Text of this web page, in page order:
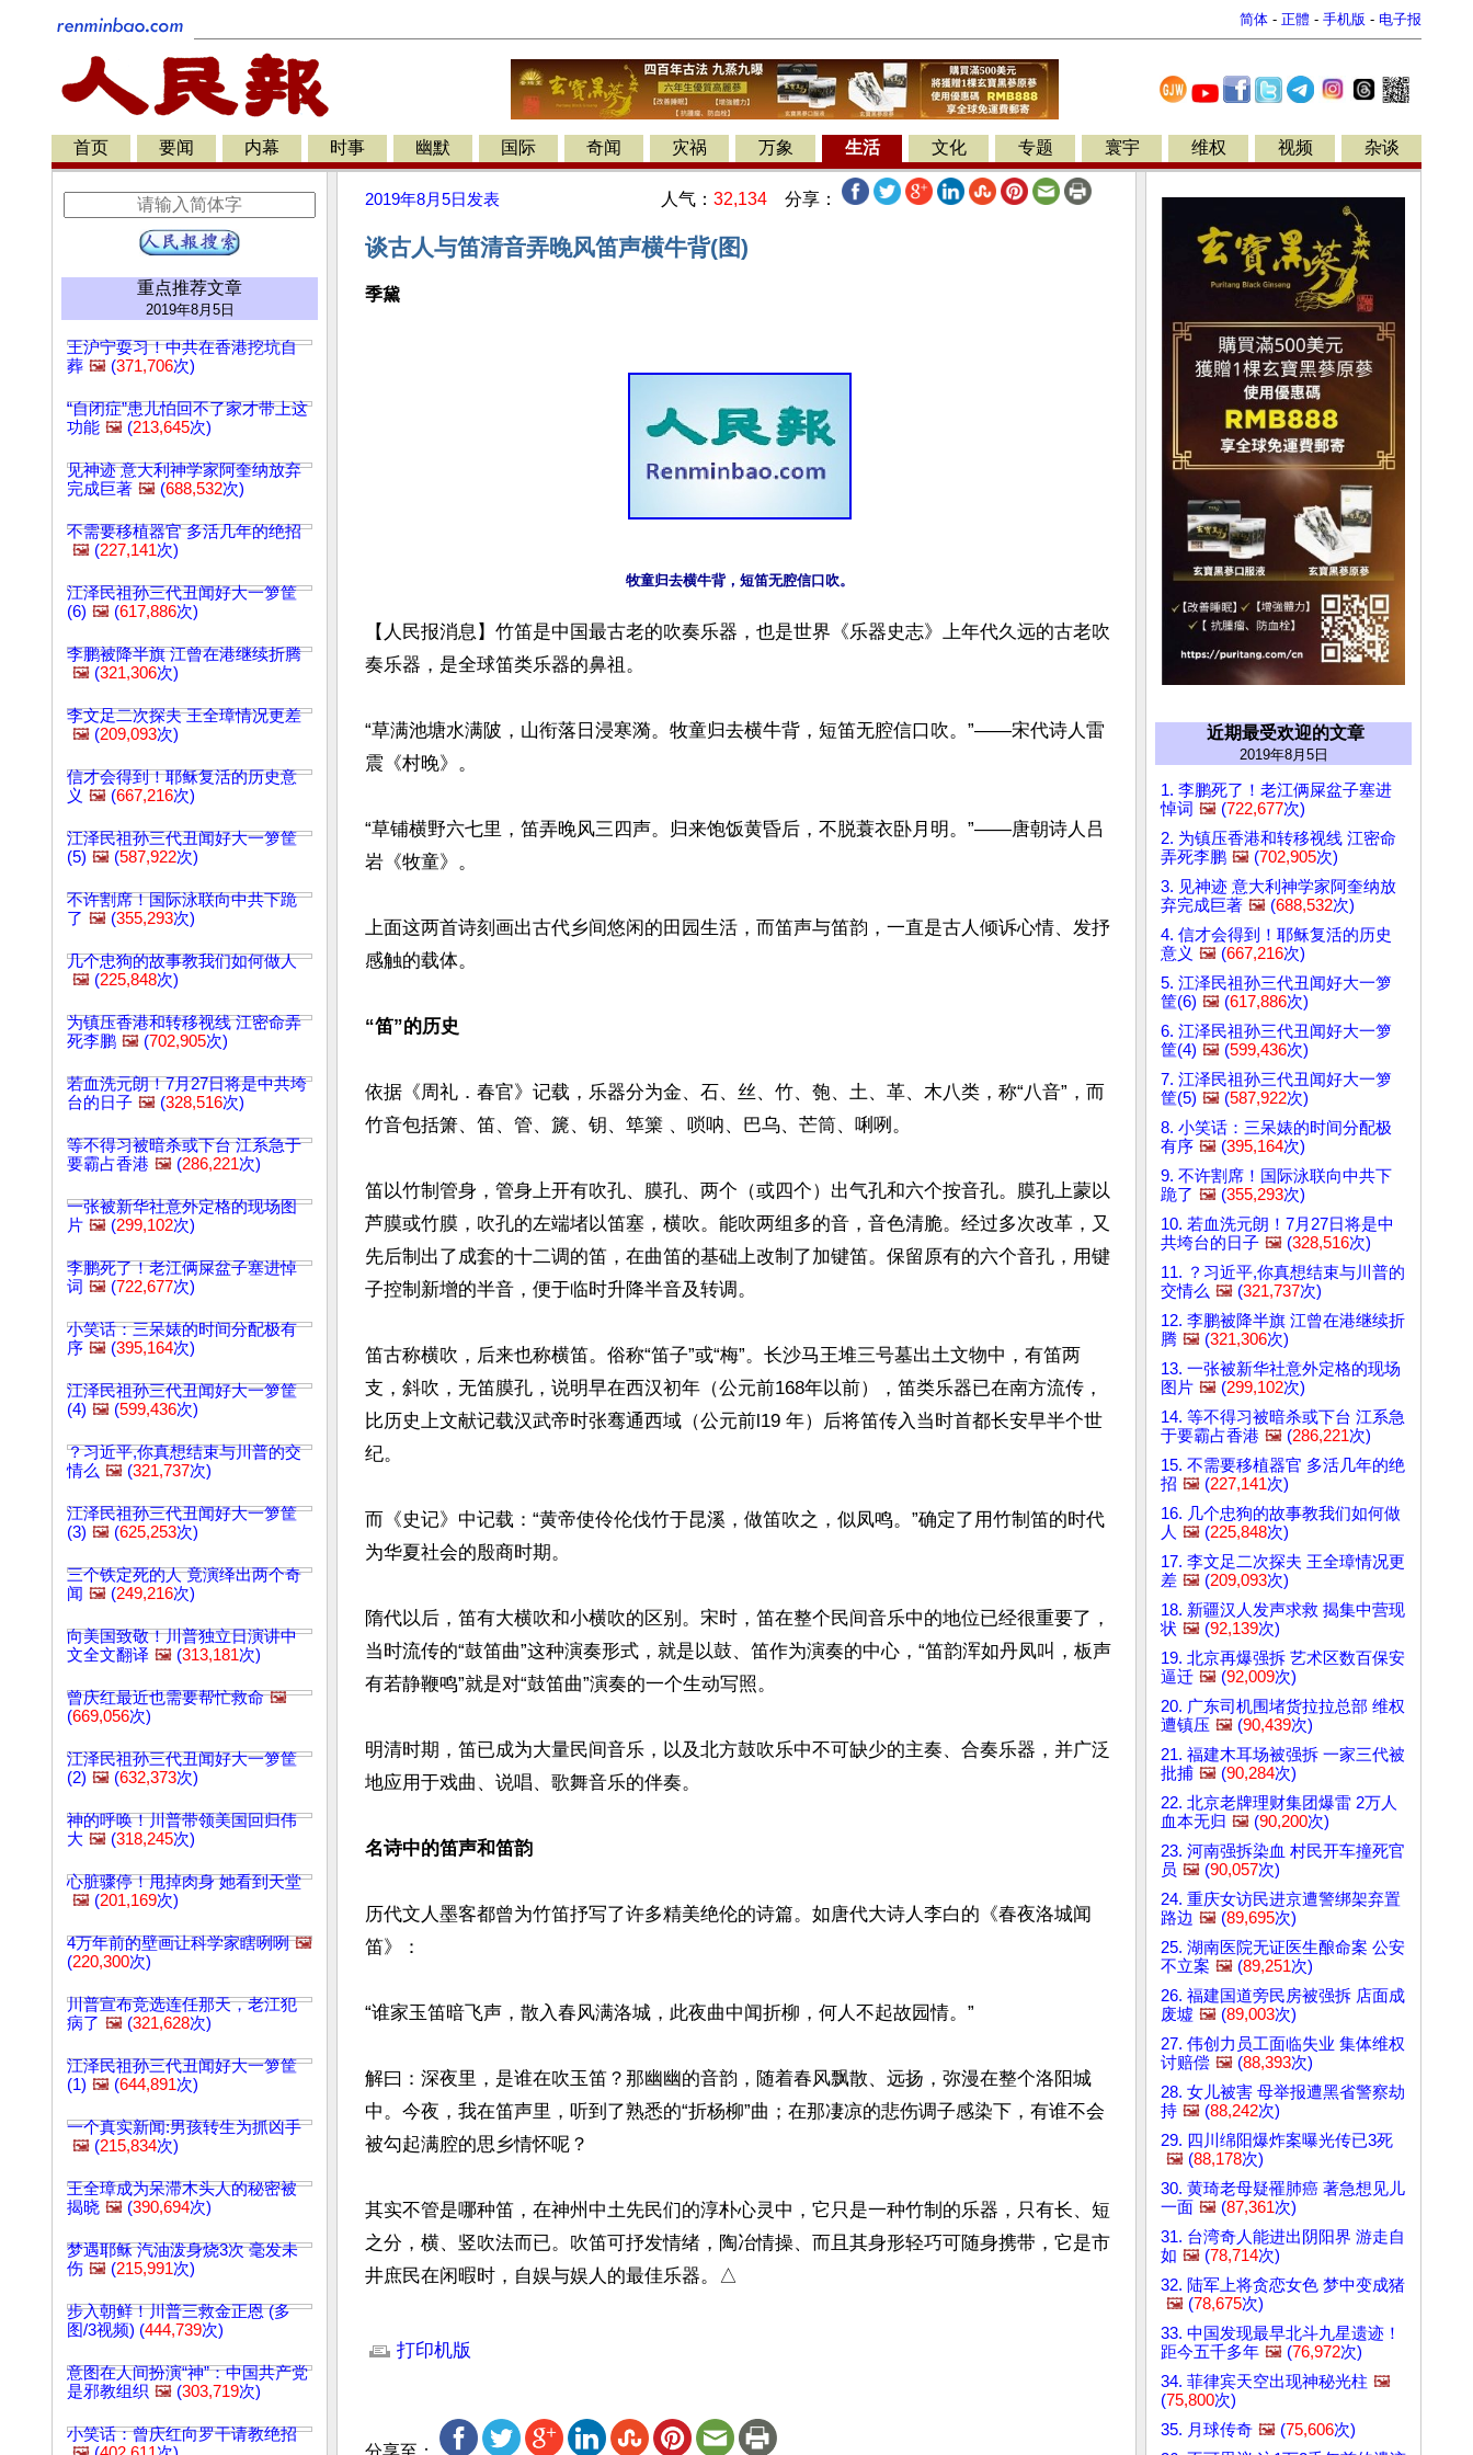
简体 - 正體 - 手机版 - 电子报
首页 要闻 内幕 时事 幽默 国际 奇闻 灾祸 万象 生活 文化 专题 寰宇 维权 视频 杂谈
重点推荐文章
2019年8月5日
王沪宁耍习！中共在香港挖坑自
葬 🖼️ (371,706次)
“自闭症”患儿怕回不了家才带上这
功能 🖼️ (213,645次)
见神迹 意大利神学家阿奎纳放弃
完成巨著 🖼️ (688,532次)
不需要移植器官 多活几年的绝招
🖼️ (227,141次)
江泽民祖孙三代丑闻好大一箩筐
(6) 🖼️ (617,886次)
李鹏被降半旗 江曾在港继续折腾
🖼️ (321,306次)
李文足二次探夫 王全璋情况更差
🖼️ (209,093次)
信才会得到！耶稣复活的历史意
义 🖼️ (667,216次)
江泽民祖孙三代丑闻好大一箩筐
(5) 🖼️ (587,922次)
不许割席！国际泳联向中共下跪
了 🖼️ (355,293次)
几个忠狗的故事教我们如何做人
🖼️ (225,848次)
为镇压香港和转移视线 江密命弄
死李鹏 🖼️ (702,905次)
若血洗元朗！7月27日将是中共垮
台的日子 🖼️ (328,516次)
等不得习被暗杀或下台 江系急于
要霸占香港 🖼️ (286,221次)
一张被新华社意外定格的现场图
片 🖼️ (299,102次)
李鹏死了！老江俩屎盆子塞进悼
词 🖼️ (722,677次)
小笑话：三呆婊的时间分配极有
序 🖼️ (395,164次)
江泽民祖孙三代丑闻好大一箩筐
(4) 🖼️ (599,436次)
？习近平,你真想结束与川普的交
情么 🖼️ (321,737次)
江泽民祖孙三代丑闻好大一箩筐
(3) 🖼️ (625,253次)
三个铁定死的人 竟演绎出两个奇
闻 🖼️ (249,216次)
向美国致敬！川普独立日演讲中
文全文翻译 🖼️ (313,181次)
曾庆红最近也需要帮忙救命 🖼️
(669,056次)
江泽民祖孙三代丑闻好大一箩筐
(2) 🖼️ (632,373次)
神的呼唤！川普带领美国回归伟
大 🖼️ (318,245次)
心脏骤停！甩掉肉身 她看到天堂
🖼️ (201,169次)
4万年前的壁画让科学家瞎咧咧 🖼️
(220,300次)
川普宣布竞选连任那天，老江犯
病了 🖼️ (321,628次)
江泽民祖孙三代丑闻好大一箩筐
(1) 🖼️ (644,891次)
一个真实新闻:男孩转生为抓凶手
🖼️ (215,834次)
王全璋成为呆滞木头人的秘密被
揭晓 🖼️ (390,694次)
梦遇耶稣 汽油泼身烧3次 毫发未
伤 🖼️ (215,991次)
步入朝鲜！川普三救金正恩 (多
图/3视频) (444,739次)
意图在人间扮演“神”：中国共产党
是邪教组织 🖼️ (303,719次)
小笑话：曾庆红向罗干请教绝招
2019年8月5日 发表 人气： 32,134 分享：
谈古人与笛清音弄晚风笛声横牛背(图)
季黛
【人民报消息】竹笛是中国最古老的吹奏乐器，也是世界《乐器史志》上年代久远的古老吹
奏乐器，是全球笛类乐器的鼻祖。
“草满池塘水满陂，山衔落日浸寒漪。牧童归去横牛背，短笛无腔信口吹。”——宋代诗人雷
震《村晚》。
“草铺横野六七里，笛弄晚风三四声。归来饱饭黄昏后，不脱蓑衣卧月明。”——唐朝诗人吕
岩《牧童》。
上面这两首诗刻画出古代乡间悠闲的田园生活，而笛声与笛韵，一直是古人倾诉心情、发抒
感触的载体。
“笛”的历史
依据《周礼．春官》记载，乐器分为金、石、丝、竹、匏、土、革、木八类，称“八音”，而
竹音包括箫、笛、管、篪、钥、筚篥 、唢呐、巴乌、芒筒、唎咧。
笛以竹制管身，管身上开有吹孔、膜孔、两个（或四个）出气孔和六个按音孔。膜孔上蒙以
芦膜或竹膜，吹孔的左端堵以笛塞，横吹。能吹两组多的音，音色清脆。经过多次改革，又
先后制出了成套的十二调的笛，在曲笛的基础上改制了加键笛。保留原有的六个音孔，用键
子控制新增的半音，便于临时升降半音及转调。
笛古称横吹，后来也称横笛。俗称“笛子”或“梅”。长沙马王堆三号墓出土文物中，有笛两
支，斜吹，无笛膜孔，说明早在西汉初年（公元前168年以前），笛类乐器已在南方流传，
比历史上文献记载汉武帝时张骞通西域（公元前l19 年）后将笛传入当时首都长安早半个世
纪。
而《史记》中记载：“黄帝使伶伦伐竹于昆溪，做笛吹之，似凤鸣。”确定了用竹制笛的时代
为华夏社会的殷商时期。
隋代以后，笛有大横吹和小横吹的区别。宋时，笛在整个民间音乐中的地位已经很重要了，
当时流传的“鼓笛曲”这种演奏形式，就是以鼓、笛作为演奏的中心，“笛韵浑如丹凤叫，板声
有若静鞭鸣”就是对“鼓笛曲”演奏的一个生动写照。
明清时期，笛已成为大量民间音乐，以及北方鼓吹乐中不可缺少的主奏、合奏乐器，并广泛
地应用于戏曲、说唱、歌舞音乐的伴奏。
名诗中的笛声和笛韵
历代文人墨客都曾为竹笛抒写了许多精美绝伦的诗篇。如唐代大诗人李白的《春夜洛城闻
笛》：
“谁家玉笛暗飞声，散入春风满洛城，此夜曲中闻折柳，何人不起故园情。”
解曰：深夜里，是谁在吹玉笛？那幽幽的音韵，随着春风飘散、远扬，弥漫在整个洛阳城
中。今夜，我在笛声里，听到了熟悉的“折杨柳”曲；在那凄凉的悲伤调子感染下，有谁不会
被勾起满腔的思乡情怀呢？
其实不管是哪种笛，在神州中土先民们的淳朴心灵中，它只是一种竹制的乐器，只有长、短
之分，横、竖吹法而已。吹笛可抒发情绪，陶冶情操、而且其身形轻巧可随身携带，它是市
井庶民在闲暇时，自娱与娱人的最佳乐器。△
打印机版
分享至：
近期最受欢迎的文章
2019年8月5日
1. 李鹏死了！老江俩屎盆子塞进
悼词 🖼️ (722,677次)
2. 为镇压香港和转移视线 江密命
弄死李鹏 🖼️ (702,905次)
3. 见神迹 意大利神学家阿奎纳放
弃完成巨著 🖼️ (688,532次)
4. 信才会得到！耶稣复活的历史
意义 🖼️ (667,216次)
5. 江泽民祖孙三代丑闻好大一箩
筐(6) 🖼️ (617,886次)
6. 江泽民祖孙三代丑闻好大一箩
筐(4) 🖼️ (599,436次)
7. 江泽民祖孙三代丑闻好大一箩
筐(5) 🖼️ (587,922次)
8. 小笑话：三呆婊的时间分配极
有序 🖼️ (395,164次)
9. 不许割席！国际泳联向中共下
跪了 🖼️ (355,293次)
10. 若血洗元朗！7月27日将是中
共垮台的日子 🖼️ (328,516次)
11. ？习近平,你真想结束与川普的
交情么 🖼️ (321,737次)
12. 李鹏被降半旗 江曾在港继续折
腾 🖼️ (321,306次)
13. 一张被新华社意外定格的现场
图片 🖼️ (299,102次)
14. 等不得习被暗杀或下台 江系急
于要霸占香港 🖼️ (286,221次)
15. 不需要移植器官 多活几年的绝
招 🖼️ (227,141次)
16. 几个忠狗的故事教我们如何做
人 🖼️ (225,848次)
17. 李文足二次探夫 王全璋情况更
差 🖼️ (209,093次)
18. 新疆汉人发声求救 揭集中营现
状 🖼️ (92,139次)
19. 北京再爆强拆 艺术区数百保安
逼迁 🖼️ (92,009次)
20. 广东司机围堵货拉拉总部 维权
遭镇压 🖼️ (90,439次)
21. 福建木耳场被强拆 一家三代被
批捕 🖼️ (90,284次)
22. 北京老牌理财集团爆雷 2万人
血本无归 🖼️ (90,200次)
23. 河南强拆染血 村民开车撞死官
员 🖼️ (90,057次)
24. 重庆女访民进京遭警绑架弃置
路边 🖼️ (89,695次)
25. 湖南医院无证医生酿命案 公安
不立案 🖼️ (89,251次)
26. 福建国道旁民房被强拆 店面成
废墟 🖼️ (89,003次)
27. 伟创力员工面临失业 集体维权
讨赔偿 🖼️ (88,393次)
28. 女儿被害 母举报遭黑省警察劫
持 🖼️ (88,242次)
29. 四川绵阳爆炸案曝光传已3死
🖼️ (88,178次)
30. 黄琦老母疑罹肺癌 著急想见儿
一面 🖼️ (87,361次)
31. 台湾奇人能进出阴阳界 游走自
如 🖼️ (78,714次)
32. 陆军上将贪恋女色 梦中变成猪
🖼️ (78,675次)
33. 中国发现最早北斗九星遗迹！
距今五千多年 🖼️ (76,972次)
34. 菲律宾天空出现神秘光柱 🖼️
(75,800次)
35. 月球传奇 🖼️ (75,606次)